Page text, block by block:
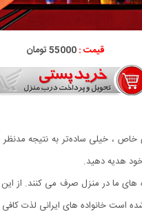
قیمت :55000 تومان
خاص ، خیلی ساده‌تر به نتیجه
هدیه دهید.
های ما در منزل صرف می کنند.
خانواده های ایرانی لذت